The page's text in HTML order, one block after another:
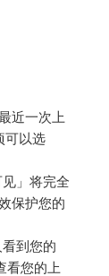
近一次上
可以选
见」将完全
保护您的
到您的
看您的上